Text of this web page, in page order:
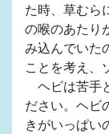
た時、草むら
の喉のあたり
み込んでいた
ことを考え、
ヘビは苦手
ださい。ヘビ
きがいっぱい